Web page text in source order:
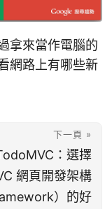
拿來當作電腦的
網路上有哪些新
下一頁 »
：選擇
網頁開發架構
）的好